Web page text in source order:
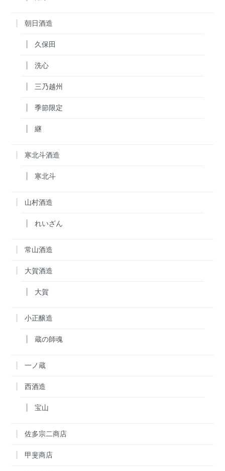
朝日酒造
久保田
洗心
三乃越州
季節限定
継
寒北斗酒造
寒北斗
山村酒造
れいざん
常山酒造
大賀酒造
大賀
小正醸造
蔵の師魂
一ノ蔵
西酒造
宝山
佐多宗二商店
甲斐商店